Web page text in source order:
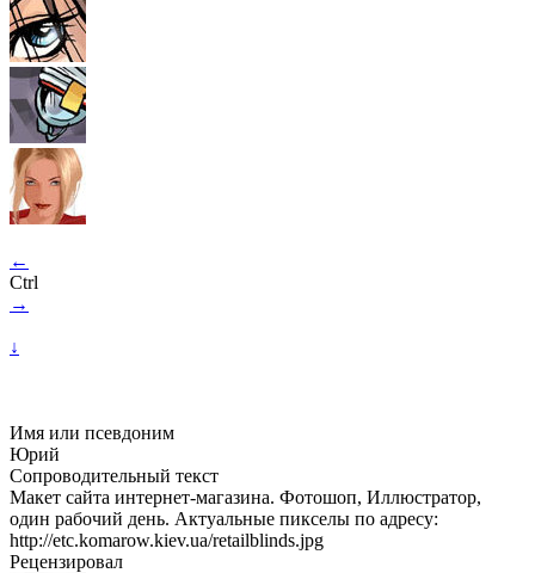
←
Ctrl
→
↓
Имя или псевдоним
Юрий
Сопроводительный текст
Макет сайта интернет-магазина. Фотошоп, Иллюстратор,
один рабочий день. Актуальные пикселы по адресу:
http://etc.komarow.kiev.ua/retailblinds.jpg
Рецензировал